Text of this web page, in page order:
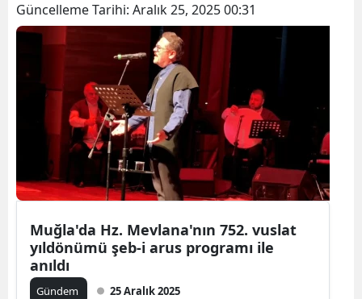
Güncelleme Tarihi: Aralık 25, 2025 00:31
Muğla'da Hz. Mevlana'nın 752. vuslat
yıldönümü şeb-i arus programı ile
anıldı
Gündem 25 Aralık 2025